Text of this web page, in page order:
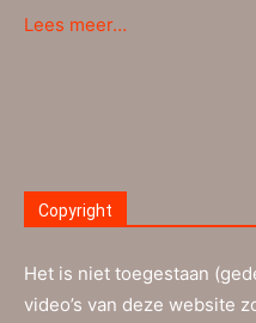
Lees meer…
Copyright
Het is niet toegestaan
video’s van deze website